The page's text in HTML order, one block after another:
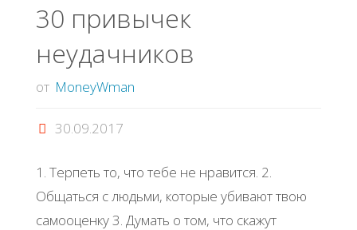
продуктивного
30 привычек
неудачников
от MoneyWman
30.09.2017
1. Терпеть то, что тебе не нравится. 2.
Общаться с людьми, которые убивают твою
самооценку 3. Думать о том, что скажут